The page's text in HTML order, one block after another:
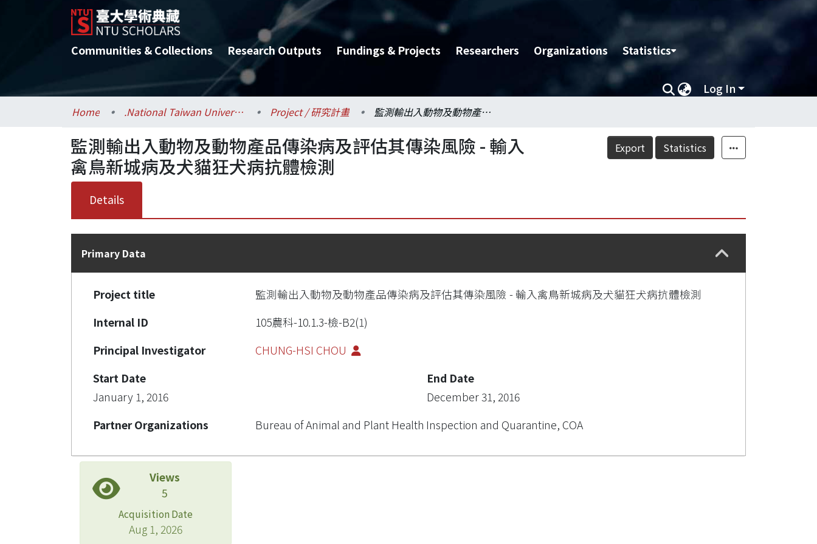
Communities & Collections Research Outputs Fundings & Projects Researchers Organizations Statistics
Log In
Home .National Taiwan University / 國立臺灣大學 Project / 研究計畫 監測輸出入動物及動物產品傳染病及評估其傳染風險 - 輸入禽鳥新城病及犬貓狂犬病抗體檢測
Export Statistics
監測輸出入動物及動物產品傳染病及評估其傳染風險 - 輸入
禽鳥新城病及犬貓狂犬病抗體檢測
Details
Primary Data
Project title
監測輸出入動物及動物產品傳染病及評估其傳染風險 - 輸入禽鳥新城病及犬貓狂犬病抗體檢測
Internal ID
105農科-10.1.3-檢-B2(1)
Principal Investigator
CHUNG-HSI CHOU
Start Date
January 1, 2016
End Date
December 31, 2016
Partner Organizations
Bureau of Animal and Plant Health Inspection and Quarantine, COA
Views
5
Acquisition Date
Aug 1, 2026